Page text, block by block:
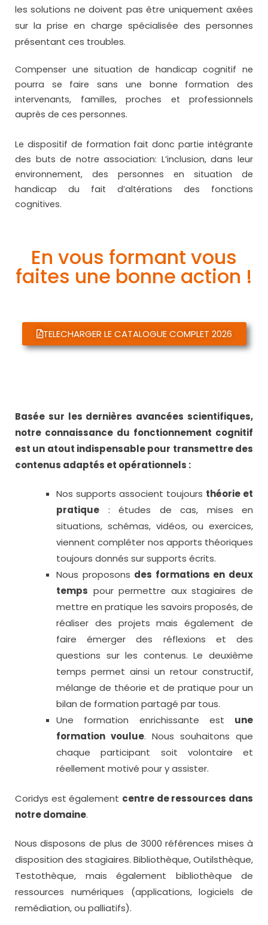
les solutions ne doivent pas être uniquement axées
sur la prise en charge spécialisée des personnes
présentant ces troubles.
Compenser une situation de handicap cognitif ne
pourra se faire sans une bonne formation des
intervenants, familles, proches et professionnels
auprès de ces personnes.
Le dispositif de formation fait donc partie intégrante
des buts de notre association: L’inclusion, dans leur
environnement, des personnes en situation de
handicap du fait d’altérations des fonctions
cognitives.
En vous formant vous
faites une bonne action !
TELECHARGER LE CATALOGUE COMPLET 2026
Basée sur les dernières avancées scientifiques,
notre connaissance du fonctionnement cognitif
est un atout indispensable pour transmettre des
contenus adaptés et opérationnels :
Nos supports associent toujours théorie et
pratique : études de cas, mises en
situations, schémas, vidéos, ou exercices,
viennent compléter nos apports théoriques
toujours donnés sur supports écrits.
Nous proposons des formations en deux
temps pour permettre aux stagiaires de
mettre en pratique les savoirs proposés, de
réaliser des projets mais également de
faire émerger des réflexions et des
questions sur les contenus. Le deuxième
temps permet ainsi un retour constructif,
mélange de théorie et de pratique pour un
bilan de formation partagé par tous.
Une formation enrichissante est une
formation voulue. Nous souhaitons que
chaque participant soit volontaire et
réellement motivé pour y assister.
Coridys est également centre de ressources dans
notre domaine.
Nous disposons de plus de 3000 références mises à
disposition des stagiaires. Bibliothèque, Outilsthèque,
Testothèque, mais également bibliothèque de
ressources numériques (applications, logiciels de
remédiation, ou palliatifs).